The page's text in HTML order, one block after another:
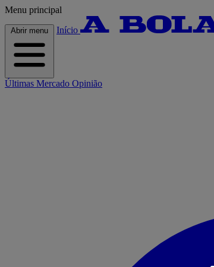
Menu principal
Abrir menu Início
Últimas Mercado Opinião